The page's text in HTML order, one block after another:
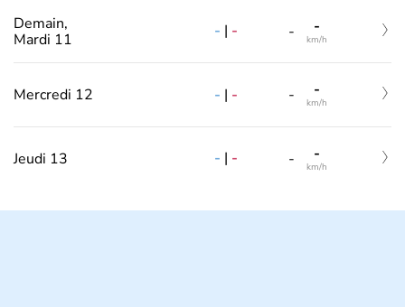
Demain,
Mardi 11
- | - - -
km/h
Mercredi 12 - | - - -
km/h
Jeudi 13 - | - - -
km/h